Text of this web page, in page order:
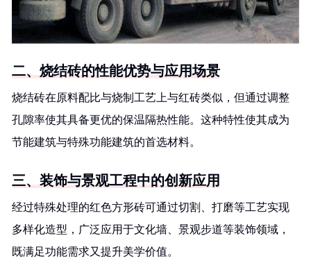
二、烧结砖的性能优势与应用场景
烧结砖在原料配比与烧制工艺上与红砖类似，但通过调整
孔隙率使其具备更优的保温隔热性能。这种特性使其成为
节能建筑与特殊功能建筑的首选材料。
三、装饰与景观工程中的创新应用
经过特殊处理的红色方形砖可通过切割、打磨等工艺实现
多样化造型，广泛应用于文化墙、景观步道等装饰领域，
既满足功能需求又提升美学价值。